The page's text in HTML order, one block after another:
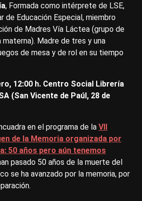
, Formada como intérprete de LSE,
de Educación Especial, miembro
de Madres Vía Láctea (grupo de
Madre de tres y una
de mesa y de rol en su tiempo
12:00 h. Centro Social Librería
(San Vicente de Paúl, 28 de
en el programa de la VII
de la Memoria organizada por
50 años pero aún tenemos
pasado 50 años de la muerte del
se ha avanzado por la memoria, por